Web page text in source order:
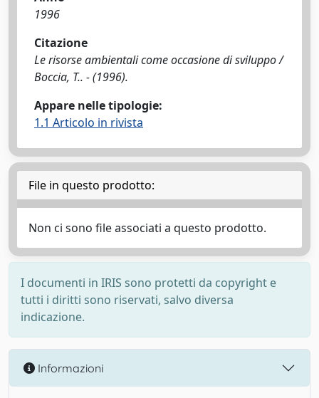
1996
Citazione
Le risorse ambientali come occasione di sviluppo /
Boccia, T.. - (1996).
Appare nelle tipologie:
1.1 Articolo in rivista
File in questo prodotto:
Non ci sono file associati a questo prodotto.
I documenti in IRIS sono protetti da copyright e
tutti i diritti sono riservati, salvo diversa
indicazione.
Informazioni